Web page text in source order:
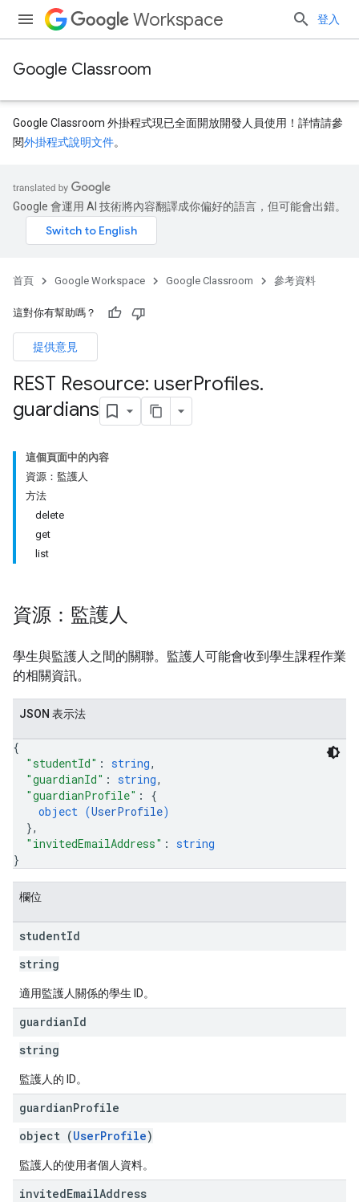
Workspace 登入
Google Classroom
Google Classroom 外掛程式現已全面開放開發人員使用！詳情請參
閱外掛程式說明文件。
Google 會運用 AI 技術將內容翻譯成你偏好的語言，但可能會出錯。
首頁 Google Workspace Google Classroom 參考資料
這對你有幫助嗎？
提供意見
REST Resource: userProfiles.
guardians
這個頁面中的內容
資源：監護人
方法
delete
get
list
資源：監護人
學生與監護人之間的關聯。監護人可能會收到學生課程作業
的相關資訊。
JSON 表示法
{
"studentId" : string,
"guardianId" : string,
"guardianProfile" : {
object (UserProfile)
},
"invitedEmailAddress" : string
}
欄位
studentId
string
適用監護人關係的學生 ID。
guardianId
string
監護人的 ID。
guardianProfile
object (UserProfile)
監護人的使用者個人資料。
invitedEmailAddress